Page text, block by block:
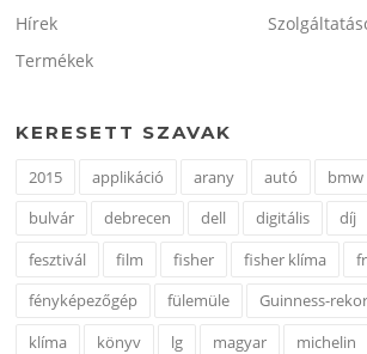
Hírek
Termékek
KERESETT SZAVAK
2015 applikáció arany autó bmw
bulvár
debrecen dell digitális díj
fesztivál
film fisher fisher klíma
fényképezőgép
fülemüle Guinness-
klíma
könyv lg magyar michelin